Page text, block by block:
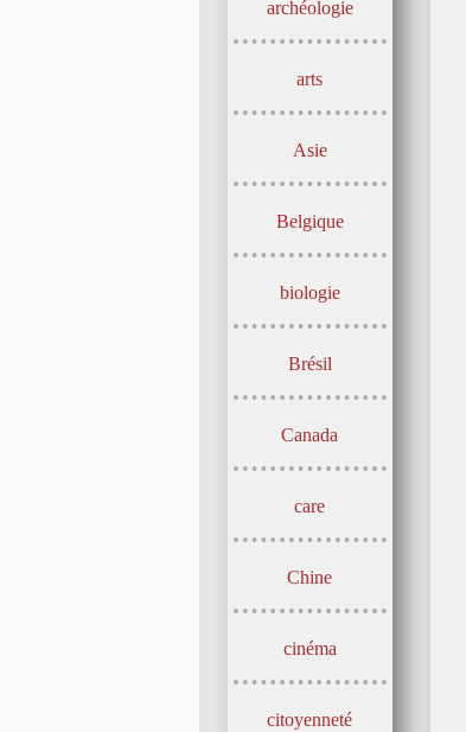
archéologie
arts
Asie
Belgique
biologie
Brésil
Canada
care
Chine
cinéma
citoyenneté